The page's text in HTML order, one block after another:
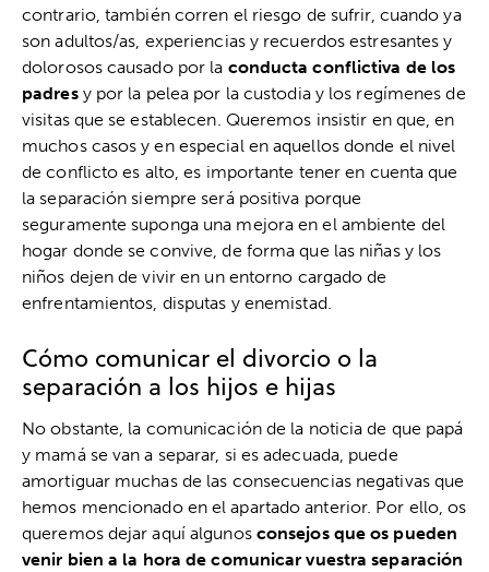
contrario, también corren el riesgo de sufrir, cuando ya
son adultos/as, experiencias y recuerdos estresantes y
dolorosos causado por la conducta conflictiva de los
padres y por la pelea por la custodia y los regímenes de
visitas que se establecen. Queremos insistir en que, en
muchos casos y en especial en aquellos donde el nivel
de conflicto es alto, es importante tener en cuenta que
la separación siempre será positiva porque
seguramente suponga una mejora en el ambiente del
hogar donde se convive, de forma que las niñas y los
niños dejen de vivir en un entorno cargado de
enfrentamientos, disputas y enemistad.
Cómo comunicar el divorcio o la
separación a los hijos e hijas
No obstante, la comunicación de la noticia de que papá
y mamá se van a separar, si es adecuada, puede
amortiguar muchas de las consecuencias negativas que
hemos mencionado en el apartado anterior. Por ello, os
queremos dejar aquí algunos consejos que os pueden
venir bien a la hora de comunicar vuestra separación